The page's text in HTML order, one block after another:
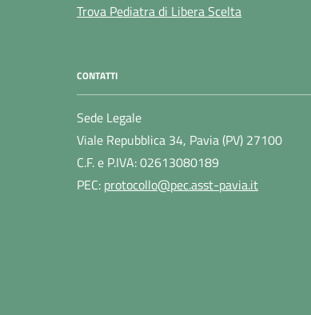
Trova Pediatra di Libera Scelta
CONTATTI
Sede Legale
Viale Repubblica 34, Pavia (PV) 27100
C.F. e P.IVA: 02613080189
PEC: protocollo@pec.asst-pavia.it